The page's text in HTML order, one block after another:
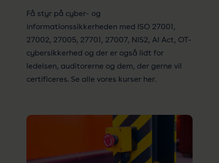
Få styr på cyber- og
informationssikkerheden med ISO 27001,
27002, 27005, 27701, 27007, NIS2, AI Act, OT-
cybersikkerhed og der er også lidt for
ledelsen, auditorerne og dem, der gerne vil
certificeres. Se alle vores kurser her.